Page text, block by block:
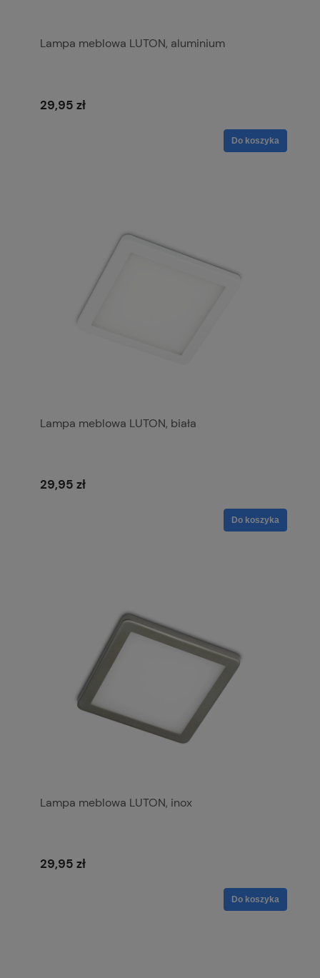
Lampa meblowa LUTON, aluminium
29,95 zł
Do koszyka
Lampa meblowa LUTON, biała
29,95 zł
Do koszyka
Lampa meblowa LUTON, inox
29,95 zł
Do koszyka